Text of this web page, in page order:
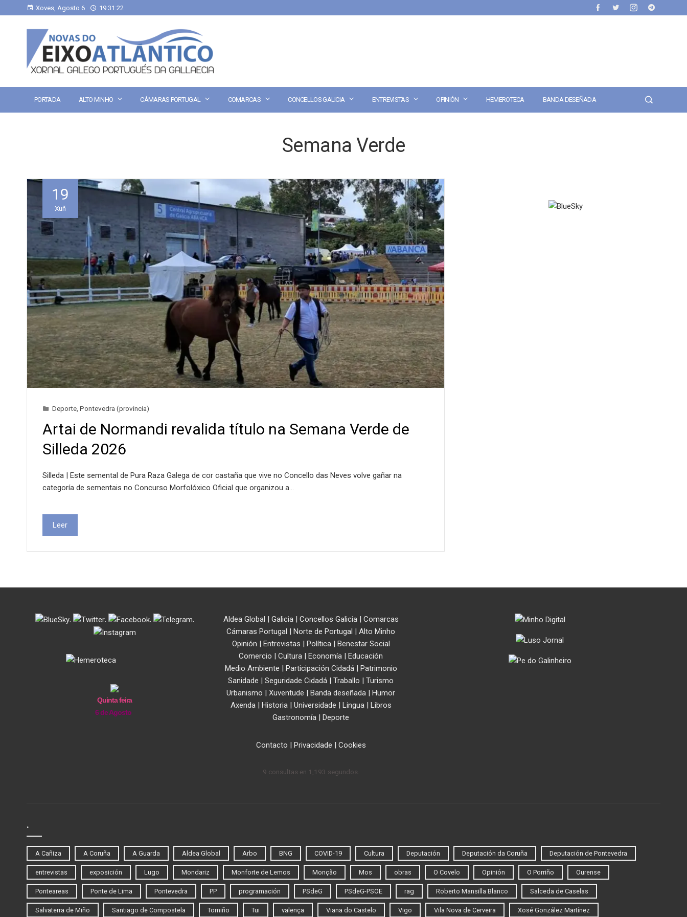
Xoves, Agosto 6 19:31:23
PORTADA ALTO MINHO CÁMARAS PORTUGAL COMARCAS CONCELLOS GALICIA ENTREVISTAS OPINIÓN HEMEROTECA BANDA DESEÑADA
Semana Verde
19
Xuñ
Deporte Pontevedra (provincia)
Artai de Normandi revalida título na Semana Verde de
Silleda 2026
Silleda | Este semental de Pura Raza Galega de cor castaña que vive no Concello das Neves volve gañar na
categoría de sementais no Concurso Morfolóxico Oficial que organizou a…
Leer
. . . .
Quinta feira
6 de Agosto
Aldea Global | Galicia| Concellos Galicia| Comarcas
Cámaras Portugal | Norte de Portugal | Alto Minho
Opinión | Entrevistas | Política| Benestar Social
Comercio | Cultura | Economía | Educación
Medio Ambiente | Participación Cidadá| Patrimonio
Sanidade | Seguridade Cidadá | Traballo | Turismo
Urbanismo | Xuventude | Banda deseñada | Humor
Axenda| Historia| Universidade | Lingua| Libros
Gastronomía | Deporte
Contacto | Privacidade | Cookies
9 consultas en 1,193 segundos.
.
A Cañiza A Coruña A Guarda Aldea Global Arbo BNG COVID-19 Cultura Deputación Deputación da Coruña Deputación de Pontevedra
entrevistas exposición Lugo Mondariz Monforte de Lemos Monção Mos obras O Covelo Opinión O Porriño Ourense
Ponteareas Ponte de Lima Pontevedra PP programación PSdeG PSdeG-PSOE rag Roberto Mansilla Blanco Salceda de Caselas
Salvaterra de Miño Santiago de Compostela Tomiño Tui valença Viana do Castelo Vigo Vila Nova de Cerveira Xosé González Martínez